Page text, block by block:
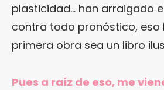
plasticidad… han arraigado
contra todo pronóstico, eso
primera obra sea un libro
Pues a raíz de eso, me